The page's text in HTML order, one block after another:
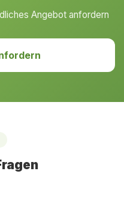
Angebot anfordern